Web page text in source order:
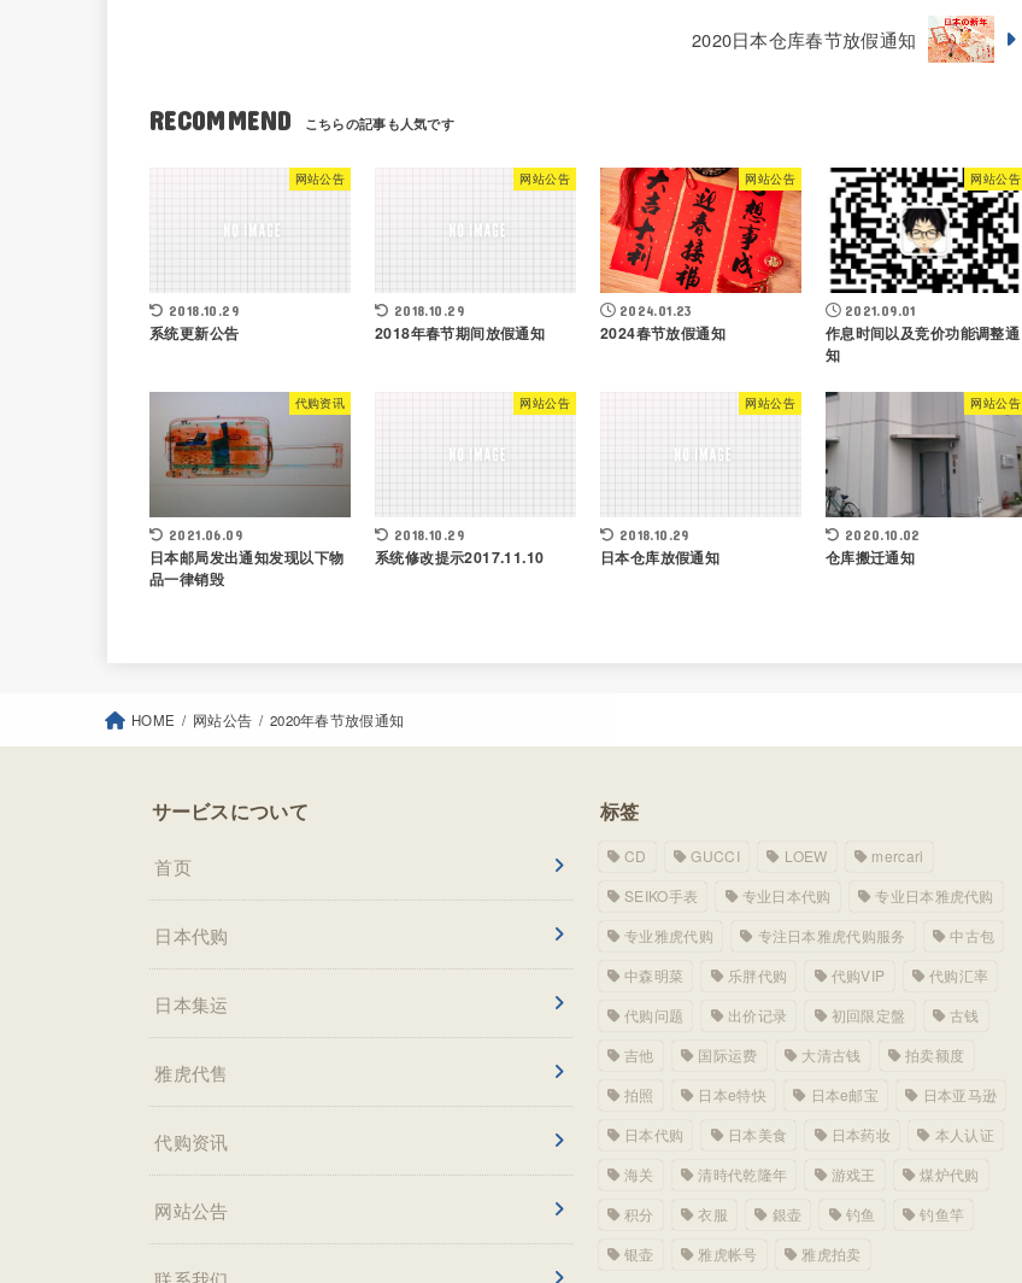
2020日本仓库春节放假通知
RECOMMEND
网站公告
2018.10.29
系统更新公告
网站公告
2018.10.29
2018年春节期间放假通知
网站公告
2024.01.23
2024春节放假通知
网站公告
2021.09.01
作息时间以及竞价功能调整通
知
代购资讯
2021.06.09
日本邮局发出通知发现以下物
品一律销毁
网站公告
2018.10.29
系统修改提示2017.11.10
网站公告
2018.10.29
日本仓库放假通知
网站公告
2020.10.02
仓库搬迁通知
HOME 网站公告 2020年春节放假通知
サービスについて
首页
日本代购
日本集运
雅虎代售
代购资讯
网站公告
标签
CD GUCCI LOEW
mercari
SEIKO手表
专业日本代购
专业日本雅虎代购
专业雅虎代购
专注日本雅虎代购服务
中古包
中森明菜
乐胖代购 代购VIP
代购汇率
代购问题
出价记录 初回限定盤
古钱
吉他
国际运费 大清古钱
拍卖额度
拍照
日本e特快 日本e邮宝
日本亚马逊
日本代购
日本美食 日本药妆
本人认证
海关
清時代乾隆年 游戏王
煤炉代购
积分
衣服 銀壶 钓鱼
钓鱼竿
银壶
雅虎帐号 雅虎拍卖